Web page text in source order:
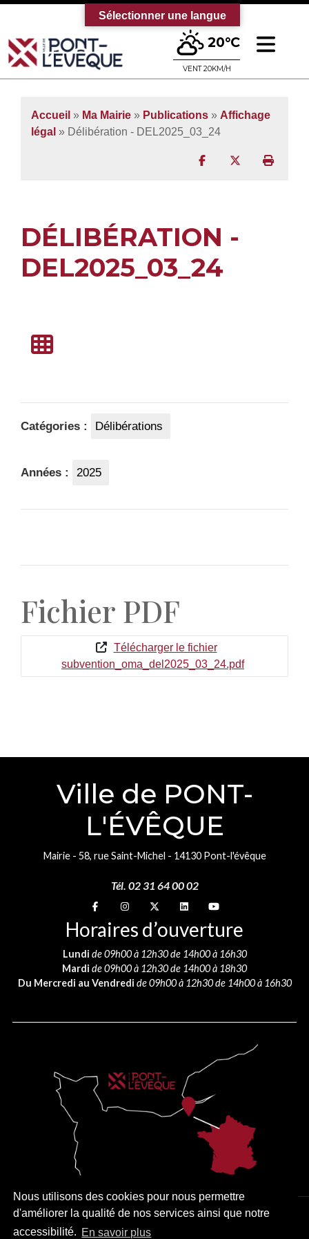
Nous utilisons des cookies pour nous permettre
d'améliorer la qualité de nos services ainsi que notre
accessibilité. En savoir plus
Bienvenue sur le site officiel de la
20°C
VENT 20KM/H
Accueil » Ma Mairie » Publications » Affichage
légal » Délibération - DEL2025_03_24
Partager surPartager sur
DÉLIBÉRATION -
DEL2025_03_24
Catégories : Délibérations
Années : 2025
Fichier PDF
Télécharger le fichier
subvention_oma_del2025_03_24.pdf
Ville de PONT-
L'ÉVÊQUE
Mairie - 58, rue Saint-Michel - 14130 Pont-l'évêque
Tél. 02 31 64 00 02
Suivez-nous sur
Suivez-nous sur
Suivez-nous sur
Suivez-nous sur
Suivez-nous sur
Horaires d’ouverture
Lundi de 09h00 à 12h30 de 14h00 à 16h30
Mardi de 09h00 à 12h30 de 14h00 à 18h30
Du Mercredi au Vendredi de 09h00 à 12h30 de 14h00 à 16h30
PLAN DU SITE MENTIONS LÉGALES ACCESSIBILITÉ
Sélectionner une langue